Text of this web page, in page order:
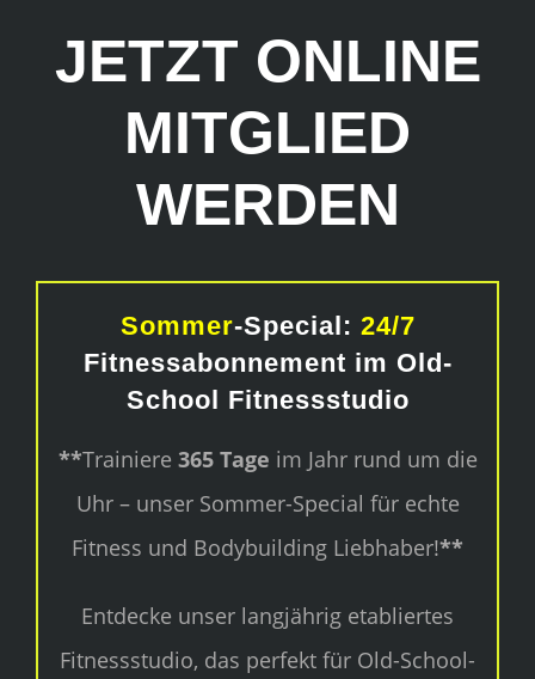
JETZT ONLINE
MITGLIED
WERDEN
Sommer-Special: 24/7
Fitnessabonnement im Old-
School Fitnessstudio
**Trainiere 365 Tage im Jahr rund um die
Uhr – unser Sommer-Special für echte
Fitness und Bodybuilding Liebhaber!**
Entdecke unser langjährig etabliertes
Fitnessstudio, das perfekt für Old-School-